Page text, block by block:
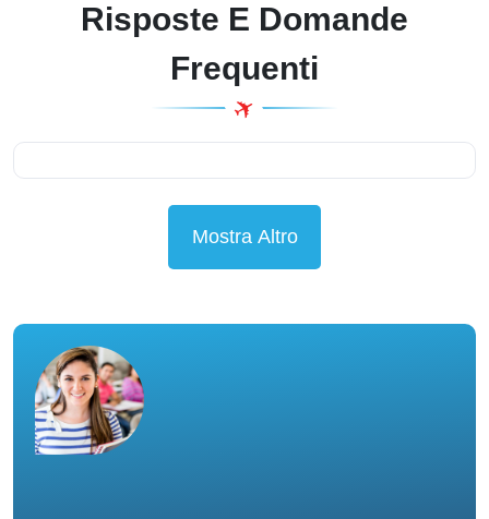
Risposte E Domande
Frequenti
Mostra Altro